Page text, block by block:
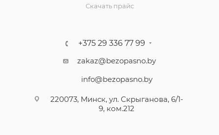
Скачать прайс
+375 29 336 77 99
zakaz@bezopasno.by
info@bezopasno.by
220073, Минск, ул. Скрыганова, 6/1-
9, ком.212